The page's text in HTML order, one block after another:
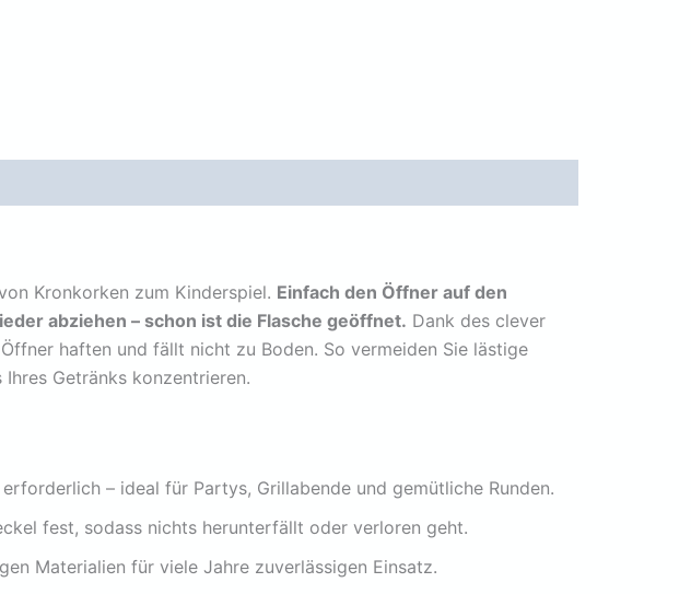
Kronkorken zum Kinderspiel. Einfach den Öffner auf den
abziehen – schon ist die Flasche geöffnet. Dank des clever
haften und fällt nicht zu Boden. So vermeiden Sie lästige
Getränks konzentrieren.
– ideal für Partys, Grillabende und gemütliche Runden.
fest, sodass nichts herunterfällt oder verloren geht.
Materialien für viele Jahre zuverlässigen Einsatz.